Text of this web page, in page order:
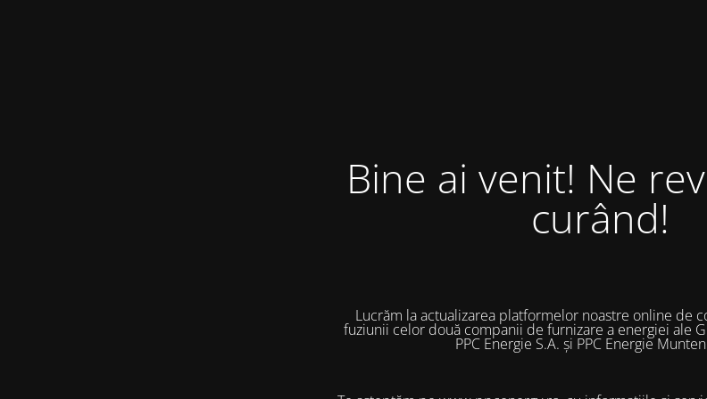
Bine ai venit! Ne
curând!
Lucrăm la actualizarea platformelor noastre online de
fuziunii celor două companii de furnizare a energiei ale
PPC Energie S.A. și PPC Energie